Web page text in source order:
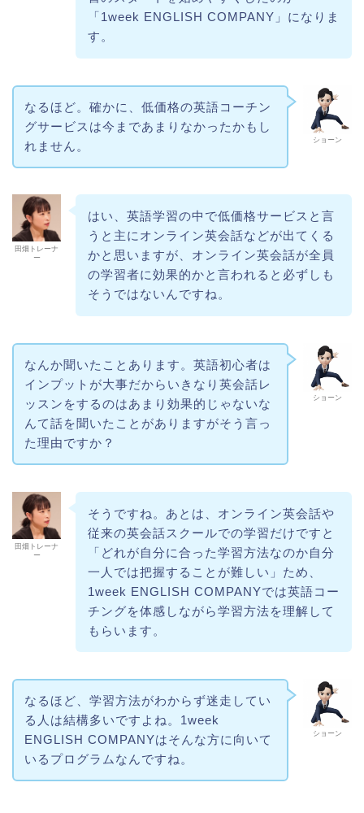
「1week ENGLISH COMPANY」になりま
す。
ショーン
なるほど。確かに、低価格の英語コーチン
グサービスは今まであまりなかったかもし
れません。
田畑トレーナ
ー
はい、英語学習の中で低価格サービスと言
うと主にオンライン英会話などが出てくる
かと思いますが、オンライン英会話が全員
の学習者に効果的かと言われると必ずしも
そうではないんですね。
ショーン
なんか聞いたことあります。英語初心者は
インプットが大事だからいきなり英会話レ
ッスンをするのはあまり効果的じゃないな
んて話を聞いたことがありますがそう言っ
た理由ですか？
田畑トレーナ
ー
そうですね。あとは、オンライン英会話や
従来の英会話スクールでの学習だけですと
「どれが自分に合った学習方法なのか自分
一人では把握することが難しい」ため、
1week ENGLISH COMPANYでは英語コー
チングを体感しながら学習方法を理解して
もらいます。
ショーン
なるほど、学習方法がわからず迷走してい
る人は結構多いですよね。1week
ENGLISH COMPANYはそんな方に向いて
いるプログラムなんですね。